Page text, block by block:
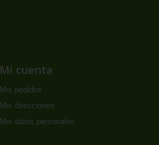
Mi cuenta
Mis pedidos
Mis direcciones
Mis datos personales